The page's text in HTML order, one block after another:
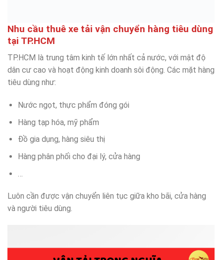
Nhu cầu thuê xe tải vận chuyển hàng tiêu dùng
tại TP.HCM
TP.HCM là trung tâm kinh tế lớn nhất cả nước, với mật độ
dân cư cao và hoạt động kinh doanh sôi động. Các mặt hàng
tiêu dùng như:
Nước ngọt, thực phẩm đóng gói
Hàng tạp hóa, mỹ phẩm
Đồ gia dụng, hàng siêu thị
Hàng phân phối cho đại lý, cửa hàng
Luôn cần được vận chuyển liên tục giữa kho bãi, cửa hàng
và người tiêu dùng.